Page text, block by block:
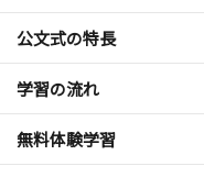
公文式の特長
学習の流れ
無料体験学習